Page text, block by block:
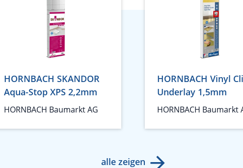
HORNBACH SKANDOR
Aqua-Stop XPS 2,2mm
HORNBACH Baumarkt AG
HORNBACH Vinyl
Underlay 1,5mm
HORNBACH Baumarkt
alle zeigen